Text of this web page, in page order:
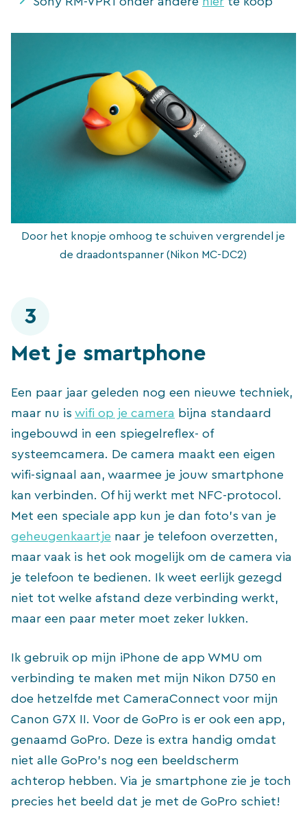
Door het knopje omhoog te schuiven vergrendel je
de draadontspanner (Nikon MC-DC2)
3
Met je smartphone
Een paar jaar geleden nog een nieuwe techniek,
maar nu is wifi op je camera bijna standaard
ingebouwd in een spiegelreflex- of
systeemcamera. De camera maakt een eigen
wifi-signaal aan, waarmee je jouw smartphone
kan verbinden. Of hij werkt met NFC-protocol.
Met een speciale app kun je dan foto’s van je
geheugenkaartje naar je telefoon overzetten,
maar vaak is het ook mogelijk om de camera via
je telefoon te bedienen. Ik weet eerlijk gezegd
niet tot welke afstand deze verbinding werkt,
maar een paar meter moet zeker lukken.
Ik gebruik op mijn iPhone de app WMU om
verbinding te maken met mijn Nikon D750 en
doe hetzelfde met CameraConnect voor mijn
Canon G7X II. Voor de GoPro is er ook een app,
genaamd GoPro. Deze is extra handig omdat
niet alle GoPro’s nog een beeldscherm
achterop hebben. Via je smartphone zie je toch
precies het beeld dat je met de GoPro schiet!